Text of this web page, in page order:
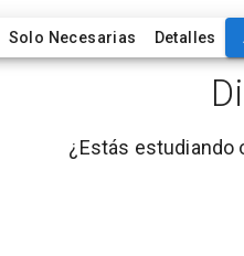
¿Estás estudiando
Solo Necesarias Detalles